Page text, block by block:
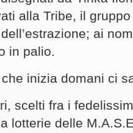
alla Tribe, il
ai
in palio.
inizia domani ci
scelti fra i
lotterie delle